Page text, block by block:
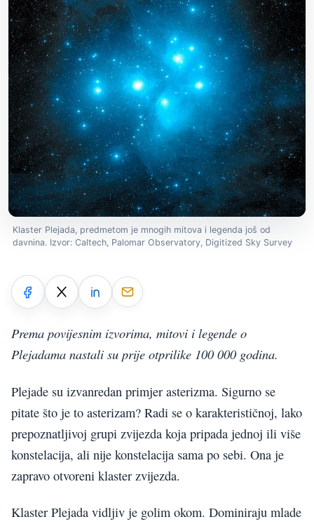
Klaster Plejada, predmetom je mnogih mitova i legenda još od
davnina. Izvor: Caltech, Palomar Observatory, Digitized Sky Survey
Prema povijesnim izvorima, mitovi i legende o
Plejadama nastali su prije otprilike 100 000 godina.
Plejade su izvanredan primjer asterizma. Sigurno se
pitate što je to asterizam? Radi se o karakterističnoj, lako
prepoznatljivoj grupi zvijezda koja pripada jednoj ili više
konstelacija, ali nije konstelacija sama po sebi. Ona je
zapravo otvoreni klaster zvijezda.
Klaster Plejada vidljiv je golim okom. Dominiraju mlade